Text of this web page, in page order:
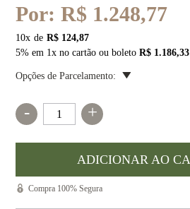
Por:R$ 1.248,77
10x
R$ 124,87
5% em 1x no cartão ou boletoR$ 1.186,33
Opções de Parcelamento:
- +
Compra 100% Segura